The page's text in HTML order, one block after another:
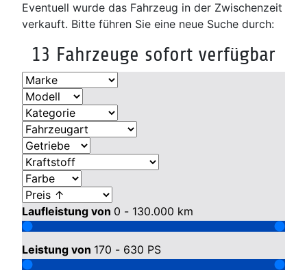
Eventuell wurde das Fahrzeug in der Zwischenzeit
verkauft. Bitte führen Sie eine neue Suche durch:
13 Fahrzeuge sofort verfügbar
Laufleistung von 0 - 130.000 km
Leistung von 170 - 630 PS